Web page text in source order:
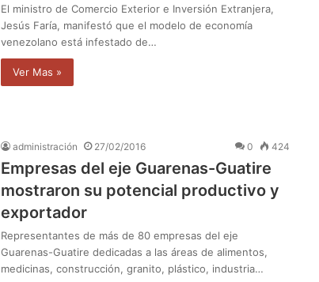
El ministro de Comercio Exterior e Inversión Extranjera,
Jesús Faría, manifestó que el modelo de economía
venezolano está infestado de…
Ver Mas »
administración 27/02/2016 0 424
Empresas del eje Guarenas-Guatire
mostraron su potencial productivo y
exportador
Representantes de más de 80 empresas del eje
Guarenas-Guatire dedicadas a las áreas de alimentos,
medicinas, construcción, granito, plástico, industria…